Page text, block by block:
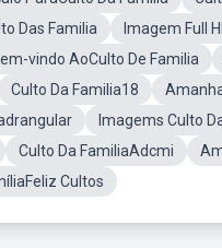
Das Familia Imagem Full
vindo AoCulto De Familia
Culto Da Familia18
Imagems Culto
Culto Da FamiliaAdcmi
Cultos